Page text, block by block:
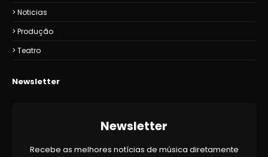
Noticias
Produção
Teatro
Newsletter
Newsletter
Recebe as melhores notícias de música diretamente